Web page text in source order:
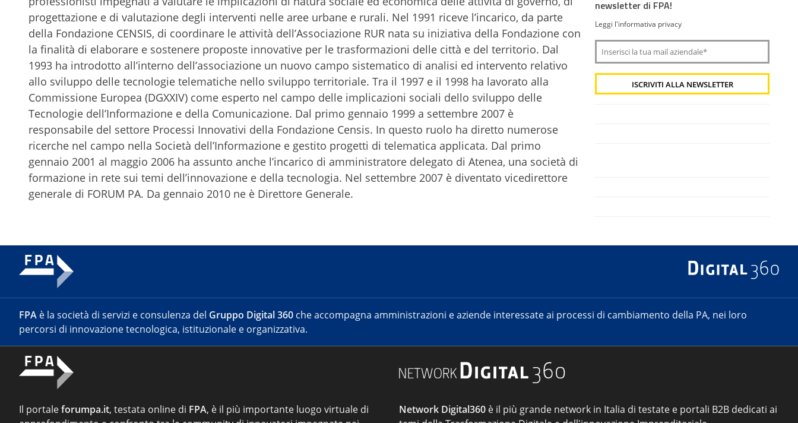
progettazione e di valutazione degli interventi nelle aree urbane e rurali. Nel 1991 riceve l’incarico, da parte
della Fondazione CENSIS, di coordinare le attività dell’Associazione RUR nata su iniziativa della Fondazione con
la finalità di elaborare e sostenere proposte innovative per le trasformazioni delle città e del territorio. Dal
1993 ha introdotto all’interno dell’associazione un nuovo campo sistematico di analisi ed intervento relativo
allo sviluppo delle tecnologie telematiche nello sviluppo territoriale. Tra il 1997 e il 1998 ha lavorato alla
Commissione Europea (DGXXIV) come esperto nel campo delle implicazioni sociali dello sviluppo delle
Tecnologie dell’Informazione e della Comunicazione. Dal primo gennaio 1999 a settembre 2007 è
responsabile del settore Processi Innovativi della Fondazione Censis. In questo ruolo ha diretto numerose
ricerche nel campo nella Società dell’Informazione e gestito progetti di telematica applicata. Dal primo
gennaio 2001 al maggio 2006 ha assunto anche l’incarico di amministratore delegato di Atenea, una società di
formazione in rete sui temi dell’innovazione e della tecnologia. Nel settembre 2007 è diventato vicedirettore
generale di FORUM PA. Da gennaio 2010 ne è Direttore Generale.
newsletter di FPA!
Leggi l'informativa privacy
FPA è la società di servizi e consulenza del Gruppo Digital 360 che accompagna amministrazioni e aziende interessate ai processi di cambiamento della PA, nei loro
percorsi di innovazione tecnologica, istituzionale e organizzativa.
Il portaleforumpa.it, testata online di FPA, è il più importante luogo virtuale di
Network Digital360 è il più grande network in Italia di testate e portali B2B dedicati ai